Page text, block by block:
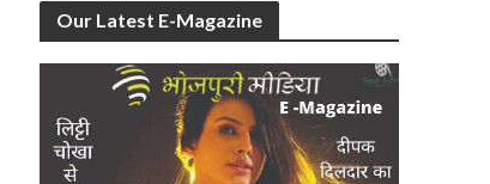
Our Latest E-Magazine